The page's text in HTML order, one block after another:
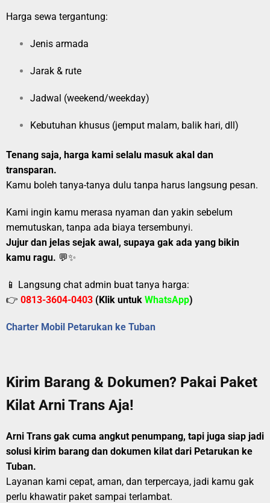
Harga sewa tergantung:
Jenis armada
Jarak & rute
Jadwal (weekend/weekday)
Kebutuhan khusus (jemput malam, balik hari, dll)
Tenang saja, harga kami selalu masuk akal dan
transparan.
Kamu boleh tanya-tanya dulu tanpa harus langsung pesan.
Kami ingin kamu merasa nyaman dan yakin sebelum
memutuskan, tanpa ada biaya tersembunyi.
Jujur dan jelas sejak awal, supaya gak ada yang bikin
kamu ragu. 💬✨
📱 Langsung chat admin buat tanya harga:
👉 0813-3604-0403 (Klik untuk WhatsApp)
Charter Mobil Petarukan ke Tuban
Kirim Barang & Dokumen? Pakai Paket
Kilat Arni Trans Aja!
Arni Trans gak cuma angkut penumpang, tapi juga siap jadi
solusi kirim barang dan dokumen kilat dari Petarukan ke
Tuban.
Layanan kami cepat, aman, dan terpercaya, jadi kamu gak
perlu khawatir paket sampai terlambat.